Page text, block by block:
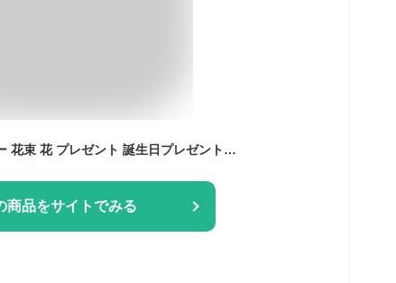
誕生日 ソープフラワー 花束 花 プレゼント 誕生日プレゼント 卒業式 成人式 卒園式 卒部式 発表会 送別会 謝恩会 生徒 PTA 記念品 卒業 卒業生 先生 先輩 部活 卒業記念 卒園祝い 卒業祝い ソープフラワーギフト 小学校 中学校 高校 大学 花 花束 高校生 小学生 ベアブーケ
商品をサイトでみる